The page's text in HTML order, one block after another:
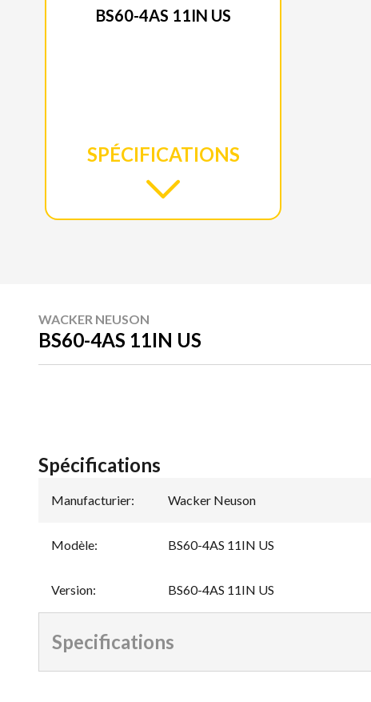
BS60-4AS 11IN US
SPÉCIFICATIONS
WACKER NEUSON
BS60-4AS 11IN US
Spécifications
Manufacturier: Wacker Neuson
Modèle: BS60-4AS 11IN US
Version: BS60-4AS 11IN US
Specifications